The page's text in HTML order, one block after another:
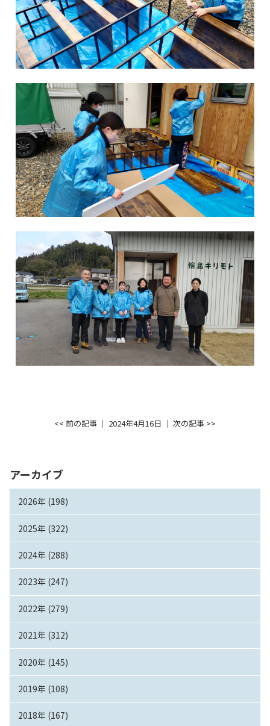
アーカイブ
2026年 (198)
2025年 (322)
2024年 (288)
2023年 (247)
2022年 (279)
2021年 (312)
2020年 (145)
2019年 (108)
2018年 (167)
<< 前の記事 │ 2024年4月16日 │ 次の記事 >>